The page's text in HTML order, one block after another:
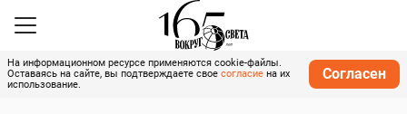
На информационном ресурсе применяются cookie-файлы.
Оставаясь на сайте, вы подтверждаете свое согласие на их
использование.
Согласен